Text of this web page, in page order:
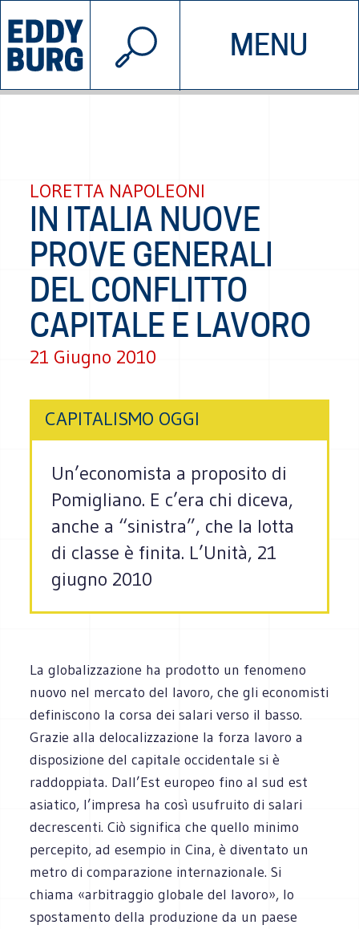
MENU
INIZIATIVE CHI SIAMO
© 2026 EDDYBURG
LORETTA NAPOLEONI
IN ITALIA NUOVE
PROVE GENERALI
DEL CONFLITTO
CAPITALE E LAVORO
21 Giugno 2010
CAPITALISMO OGGI
Un’economista a proposito di
Pomigliano. E c’era chi diceva,
anche a “sinistra”, che la lotta
di classe è finita. L’Unità, 21
giugno 2010
La globalizzazione ha prodotto un fenomeno
nuovo nel mercato del lavoro, che gli economisti
definiscono la corsa dei salari verso il basso.
Grazie alla delocalizzazione la forza lavoro a
disposizione del capitale occidentale si è
raddoppiata. Dall’Est europeo fino al sud est
asiatico, l’impresa ha così usufruito di salari
decrescenti. Ciò significa che quello minimo
percepito, ad esempio in Cina, è diventato un
metro di comparazione internazionale. Si
chiama «arbitraggio globale del lavoro», lo
spostamento della produzione da un paese